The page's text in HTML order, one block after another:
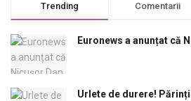
Trending Comentarii
Euronews a anunțat că
Urlete de durere!